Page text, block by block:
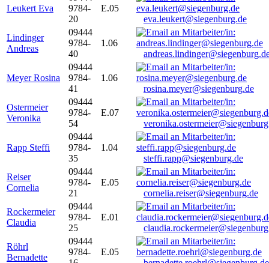
Leukert Eva
9784-
20
E.05
eva.leukert@siegenburg.de
Lindinger
Andreas
09444
9784-
40
1.06
Meyer Rosina
09444
9784-
41
1.06
rosina.meyer@siegenburg.de
Ostermeier
Veronika
09444
9784-
54
E.07
Rapp Steffi
09444
9784-
35
1.04
steffi.rapp@siegenburg.de
Reiser
Cornelia
09444
9784-
21
E.05
cornelia.reiser@siegenburg.de
Rockermeier
Claudia
09444
9784-
25
E.01
Röhrl
Bernadette
09444
9784-
E.05